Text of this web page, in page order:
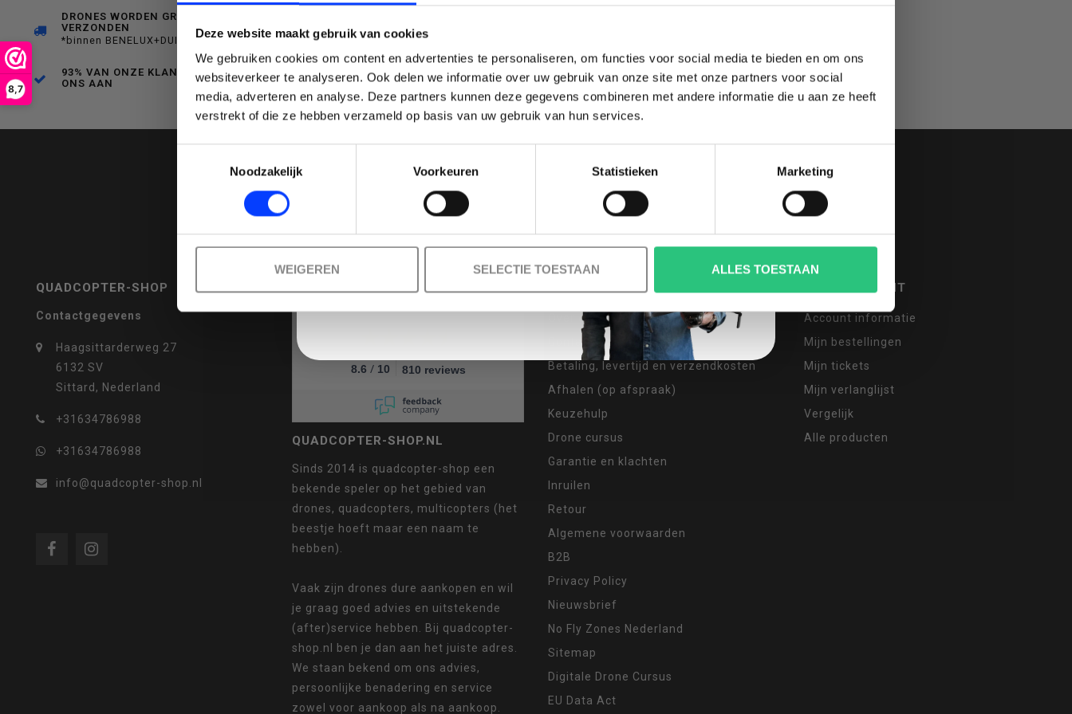
Deze website maakt gebruik van cookies
We gebruiken cookies om content en advertenties te personaliseren, om functies voor social media te bieden en om ons
websiteverkeer te analyseren. Ook delen we informatie over uw gebruik van onze site met onze partners voor social
media, adverteren en analyse. Deze partners kunnen deze gegevens combineren met andere informatie die u aan ze heeft
verstrekt of die ze hebben verzameld op basis van uw gebruik van hun services.
Noodzakelijk
Voorkeuren Statistieken Marketing
WEIGEREN SELECTIE TOESTAAN ALLES TOESTAAN
8,7
een
beschikbaar
DRONES WORDEN GRATIS
VERZONDEN
*binnen BENELUX+DUITSLAND
93% VAN ONZE KLANTEN BEVEELT
ONS AAN
QUADCOPTER-SHOP
Contactgegevens
Haagsittarderweg 27
6132 SV
Sittard, Nederland
+31634786988
+31634786988
info@quadcopter-shop.nl
REVIEWS
8.6 / 10 810 reviews
QUADCOPTER-SHOP.NL
Sinds 2014 is quadcopter-shop een
bekende speler op het gebied van
drones, quadcopters, multicopters (het
beestje hoeft maar een naam te
hebben).
Vaak zijn drones dure aankopen en wil
je graag goed advies en uitstekende
(after)service hebben. Bij quadcopter-
shop.nl ben je dan aan het juiste adres.
We staan bekend om ons advies,
persoonlijke benadering en service
zowel voor aankoop als na aankoop.
INFORMATIE
Over ons
Contact
Betaling, levertijd en verzendkosten
Afhalen (op afspraak)
Keuzehulp
Drone cursus
Garantie en klachten
Inruilen
Retour
Algemene voorwaarden
B2B
Privacy Policy
Nieuwsbrief
No Fly Zones Nederland
Sitemap
Digitale Drone Cursus
EU Data Act
MIJN ACCOUNT
Account informatie
Mijn bestellingen
Mijn tickets
Mijn verlanglijst
Vergelijk
Alle producten
BESTELLING!
Ontvang je welkomstkorting tot 15 euro.
Minimale besteding 100 euro .
Email